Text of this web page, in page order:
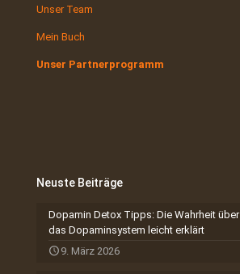
Unser Team
Mein Buch
Unser Partnerprogramm
Neuste Beiträge
Dopamin Detox Tipps: Die Wahrheit über
das Dopaminsystem leicht erklärt
9. März 2026